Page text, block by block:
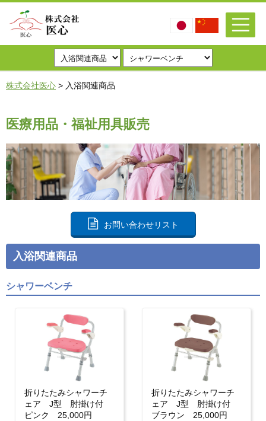
株式会社医心 > 入浴関連商品
医療用品・福祉用具販売
お問い合わせリスト
入浴関連商品
シャワーベンチ
折りたたみシャワーチ
ェア J型 肘掛け付
ピンク 25,000円
折りたたみシャワーチ
ェア J型 肘掛け付
ブラウン 25,000円